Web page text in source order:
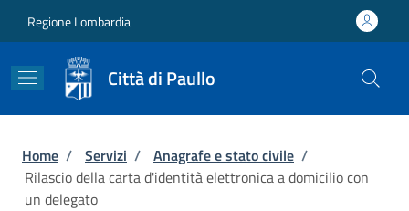
Regione Lombardia
Città di Paullo
Briciole di pane
Home / Servizi / Anagrafe e stato civile /
Rilascio della carta d'identità elettronica a domicilio con
un delegato